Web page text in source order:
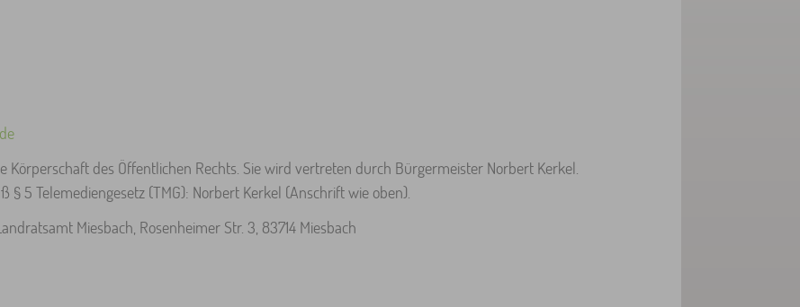
Körperschaft des Öffentlichen Rechts. Sie wird vertreten durch Bürgermeister Norbert Kerkel.
5 Telemediengesetz (TMG): Norbert Kerkel (Anschrift wie oben).
Miesbach, Rosenheimer Str. 3, 83714 Miesbach